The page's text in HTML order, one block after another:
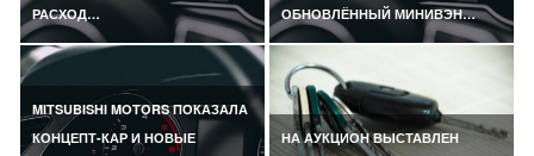
РАСХОД…
ОБНОВЛЁННЫЙ МИНИВЭН…
MITSUBISHI MOTORS ПОКАЗАЛА
КОНЦЕПТ-КАР И НОВЫЕ
НА АУКЦИОН ВЫСТАВЛЕН